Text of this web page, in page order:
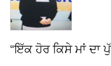
“ਇੱਕ ਹੋਰ ਕਿਸੇ ਮਾਂ ਦਾ